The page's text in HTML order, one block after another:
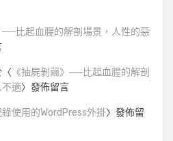
──比起血腥的解剖場景，人性的惡
〈 《抽屍剝繭》──比起血腥的解剖
適〉發佈留言
使用的WordPress外掛〉發佈留